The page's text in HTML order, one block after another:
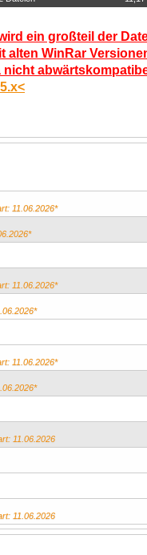
ein großteil der
alten WinRar
nicht
11.06.2026*
11.06.2026*
11.06.2026*
11.06.2026
11.06.2026